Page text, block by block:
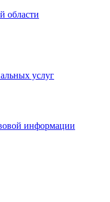
области
услуг
информации